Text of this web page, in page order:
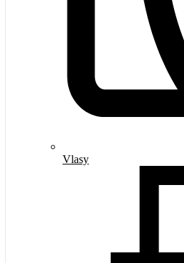
Vlasy